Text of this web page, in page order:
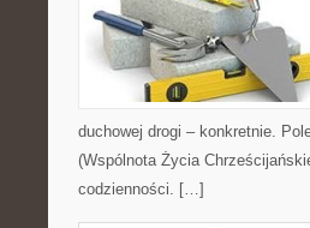
duchowej drogi – konkretnie.
(Wspólnota Życia
codzienności. […]